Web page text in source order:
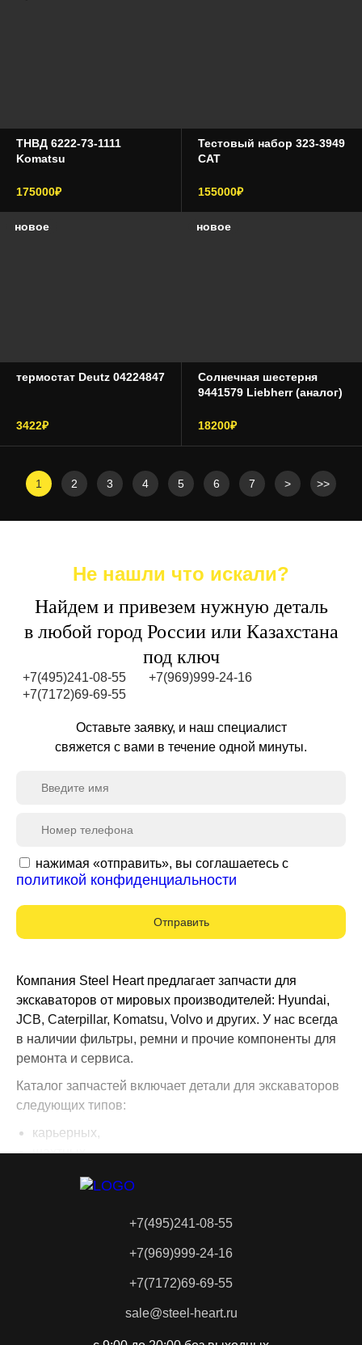
ТНВД 6222-73-1111
Komatsu
175000₽
Тестовый набор 323-3949
CAT
155000₽
новое
термостат Deutz 04224847
3422₽
новое
Солнечная шестерня
9441579 Liebherr (аналог)
18200₽
1 2 3 4 5 6 7 > >>
Не нашли что искали?
Найдем и привезем нужную деталь
в любой город России или Казахстана
под ключ
+7(495)241-08-55
+7(969)999-24-16
+7(7172)69-69-55
Оставьте заявку, и наш специалист
свяжется с вами в течение одной минуты.
нажимая «отправить», вы соглашаетесь с
политикой конфиденциальности
Отправить
Компания Steel Heart предлагает запчасти для
экскаваторов от мировых производителей: Hyundai,
JCB, Caterpillar, Komatsu, Volvo и других. У нас всегда
в наличии фильтры, ремни и прочие компоненты для
ремонта и сервиса.
Каталог запчастей включает детали для экскаваторов
следующих типов:
карьерных,
шахтных,
универсальных строительных.
Мы оперативно реагируем на запросы, чтобы
запасными частями для колесной и гусеничной
запчастей, реализующая детали для экскаваторов по
+7(495)241-08-55
+7(969)999-24-16
+7(7172)69-69-55
sale@steel-heart.ru